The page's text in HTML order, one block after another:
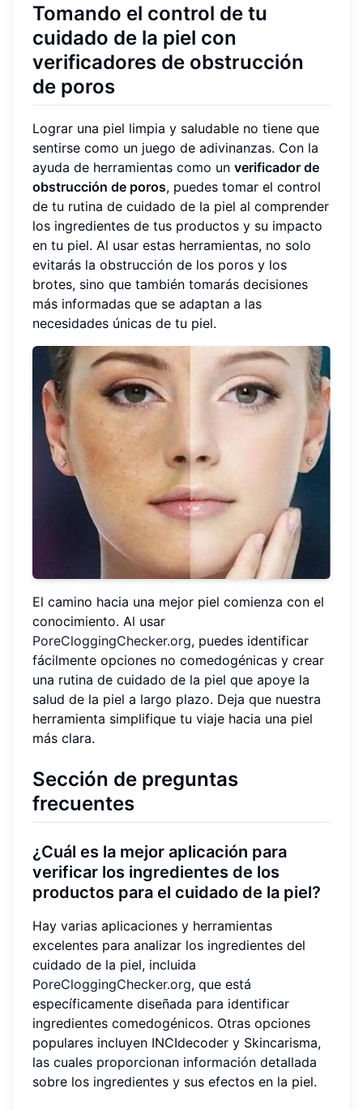
Tomando el control de tu
cuidado de la piel con
verificadores de obstrucción
de poros
Lograr una piel limpia y saludable no tiene que
sentirse como un juego de adivinanzas. Con la
ayuda de herramientas como un verificador de
obstrucción de poros, puedes tomar el control
de tu rutina de cuidado de la piel al comprender
los ingredientes de tus productos y su impacto
en tu piel. Al usar estas herramientas, no solo
evitarás la obstrucción de los poros y los
brotes, sino que también tomarás decisiones
más informadas que se adaptan a las
necesidades únicas de tu piel.
El camino hacia una mejor piel comienza con el
conocimiento. Al usar
PoreCloggingChecker.org, puedes identificar
fácilmente opciones no comedogénicas y crear
una rutina de cuidado de la piel que apoye la
salud de la piel a largo plazo. Deja que nuestra
herramienta simplifique tu viaje hacia una piel
más clara.
Sección de preguntas
frecuentes
¿Cuál es la mejor aplicación para
verificar los ingredientes de los
productos para el cuidado de la piel?
Hay varias aplicaciones y herramientas
excelentes para analizar los ingredientes del
cuidado de la piel, incluida
PoreCloggingChecker.org, que está
específicamente diseñada para identificar
ingredientes comedogénicos. Otras opciones
populares incluyen INCIdecoder y Skincarisma,
las cuales proporcionan información detallada
sobre los ingredientes y sus efectos en la piel.